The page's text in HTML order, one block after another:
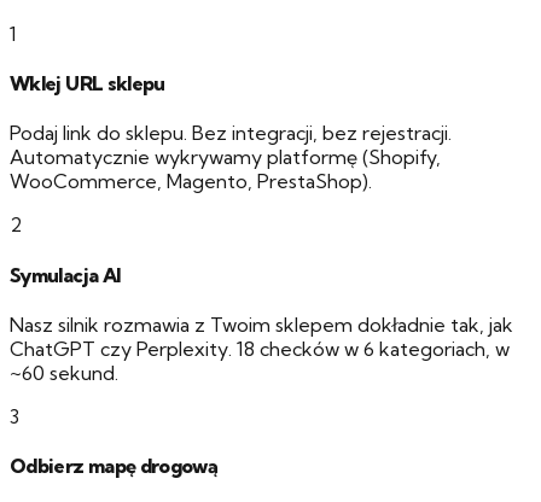
1
Wklej URL sklepu
Podaj link do sklepu. Bez integracji, bez rejestracji.
Automatycznie wykrywamy platformę (Shopify,
WooCommerce, Magento, PrestaShop).
2
Symulacja AI
Nasz silnik rozmawia z Twoim sklepem dokładnie tak, jak
ChatGPT czy Perplexity. 18 checków w 6 kategoriach, w
~60 sekund.
3
Odbierz mapę drogową